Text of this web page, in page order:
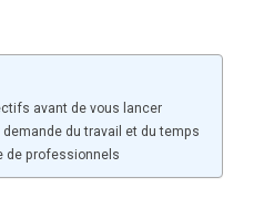
avant de vous lancer
demande du travail et du temps
de professionnels